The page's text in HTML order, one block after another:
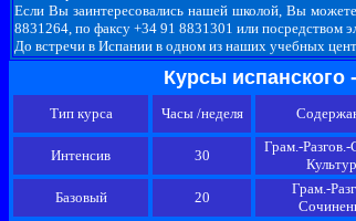
Если Вы заинтересовались нашей школой, Вы
8831264, по факсу +34 91 8831301 или посредством
До встречи в Испании в одном из наших учебных
Курсы испанского
Тип курса Часы /неделя
Интенсив
30
Грам.-
Базовый 20
Грам.-